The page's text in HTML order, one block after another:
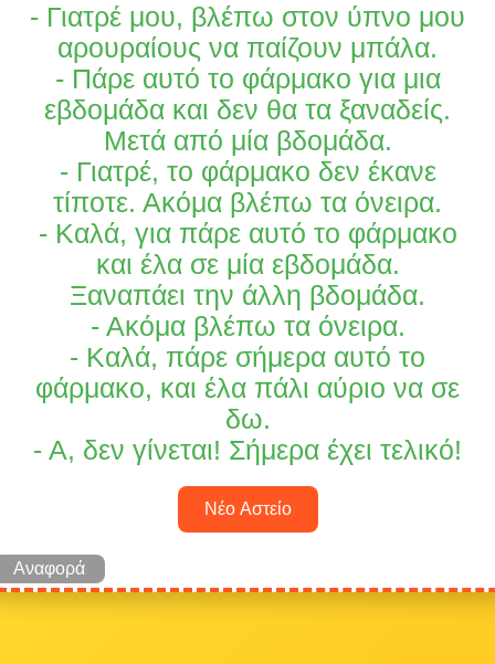
- Γιατρέ μου, βλέπω στον ύπνο μου
αρουραίους να παίζουν μπάλα.
- Πάρε αυτό το φάρμακο για μια
εβδομάδα και δεν θα τα ξαναδείς.
Μετά από μία βδομάδα.
- Γιατρέ, το φάρμακο δεν έκανε
τίποτε. Ακόμα βλέπω τα όνειρα.
- Καλά, για πάρε αυτό το φάρμακο
και έλα σε μία εβδομάδα.
Ξαναπάει την άλλη βδομάδα.
- Ακόμα βλέπω τα όνειρα.
- Καλά, πάρε σήμερα αυτό το
φάρμακο, και έλα πάλι αύριο να σε
δω.
- Α, δεν γίνεται! Σήμερα έχει τελικό!
Νέο Αστείο
Αναφορά